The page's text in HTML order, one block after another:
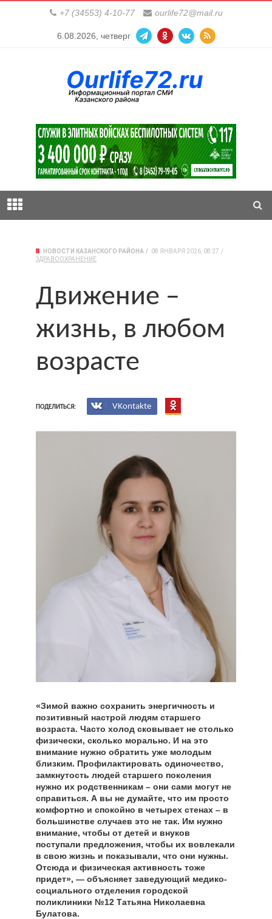
+7 (34553) 4-10-77 ourlife72@mail.ru
6.08.2026, четверг
НОВОСТИ КАЗАНСКОГО РАЙОНА
08 ЯНВАРЯ 2026, 08:27
ЗДРАВООХРАНЕНИЕ
Движение –
жизнь, в любом
возрасте
ПОДЕЛИТЬСЯ: VKontakte
«Зимой важно сохранить энергичность и
позитивный настрой людям старшего
возраста. Часто холод сковывает не столько
физически, сколько морально. И на это
внимание нужно обратить уже молодым
близким. Профилактировать одиночество,
замкнутость людей старшего поколения
нужно их родственникам – они сами могут не
справиться. А вы не думайте, что им просто
комфортно и спокойно в четырех стенах – в
большинстве случаев это не так. Им нужно
внимание, чтобы от детей и внуков
поступали предложения, чтобы их вовлекали
в свою жизнь и показывали, что они нужны.
Отсюда и физическая активность тоже
придет», — объясняет заведующий медико-
социального отделения городской
поликлиники №12 Татьяна Николаевна
Булатова.